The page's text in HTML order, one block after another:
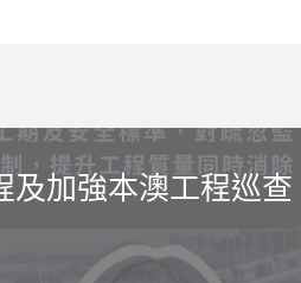
及加強本澳工程巡查